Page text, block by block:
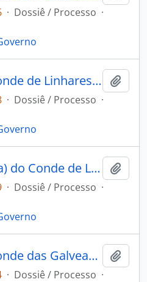
· Dossiê / Processo ·
AVISO RÉGIO do Conde de Linhares ao [Governador e Capitão-General da Capitania de Mato Grosso] João Carlos Augusto D’Oeynhausen e Gravemberg.
· Dossiê / Processo ·
AVISO RÉGIO (cópia) do Conde de Linhares a Diogo de Souza.
· Dossiê / Processo ·
AVISO RÉGIO do Conde das Galveas ao [Governador e Capitão-General da Capitania de Mato Grosso] João Carlos Augusto D’Oeynhausen e Gravemberg.
· Dossiê / Processo ·